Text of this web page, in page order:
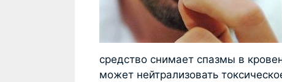
средство снимает спазмы в
может нейтрализовать